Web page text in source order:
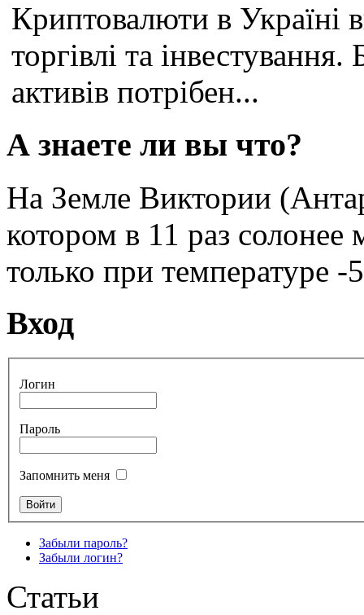
Криптовалюти в Україні
торгівлі та
активів потрібен...
А знаете ли вы что?
На Земле Виктории
котором в 11 раз
только при температуре -
Вход
Логин
Пароль
Запомнить меня
Забыли пароль?
Забыли логин?
Статьи